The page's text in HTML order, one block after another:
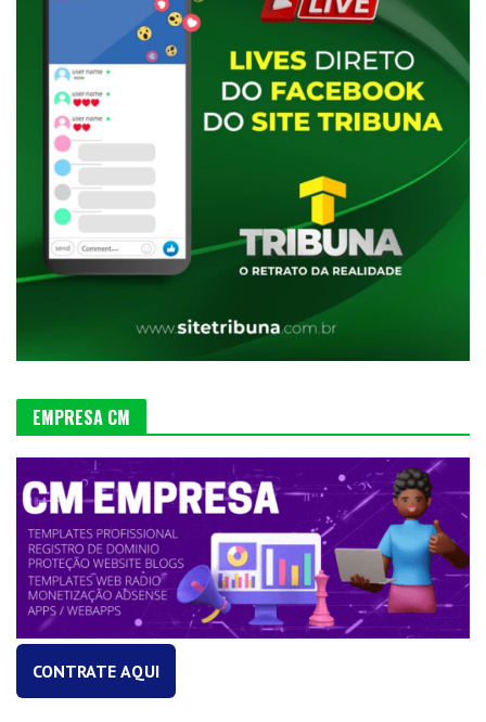
EMPRESA CM
CONTRATE AQUI